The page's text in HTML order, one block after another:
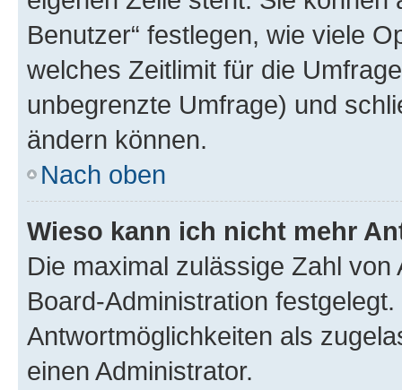
Benutzer“ festlegen, wie viele
welches Zeitlimit für die
unbegrenzte Umfrage) und
ändern können.
Nach oben
Wieso kann ich nicht mehr
Die maximal zulässige Zahl
Board-Administration
Antwortmöglichkeiten als
einen Administrator.